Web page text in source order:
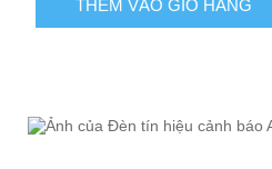
THÊM VÀO GIỎ HÀNG